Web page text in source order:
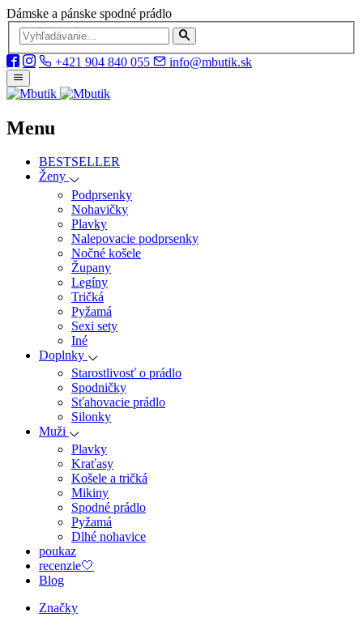
Dámske a pánske spodné prádlo
+421 904 840 055 info@mbutik.sk
Menu
BESTSELLER
Ženy
Podprsenky
Nohavičky
Plavky
Nalepovacie podprsenky
Nočné košele
Župany
Legíny
Tričká
Pyžamá
Sexi sety
Iné
Doplnky
Starostlivosť o prádlo
Spodničky
Sťahovacie prádlo
Silonky
Muži
Plavky
Kraťasy
Košele a tričká
Mikiny
Spodné prádlo
Pyžamá
Dlhé nohavice
poukaz
recenzie🤍
Blog
Značky